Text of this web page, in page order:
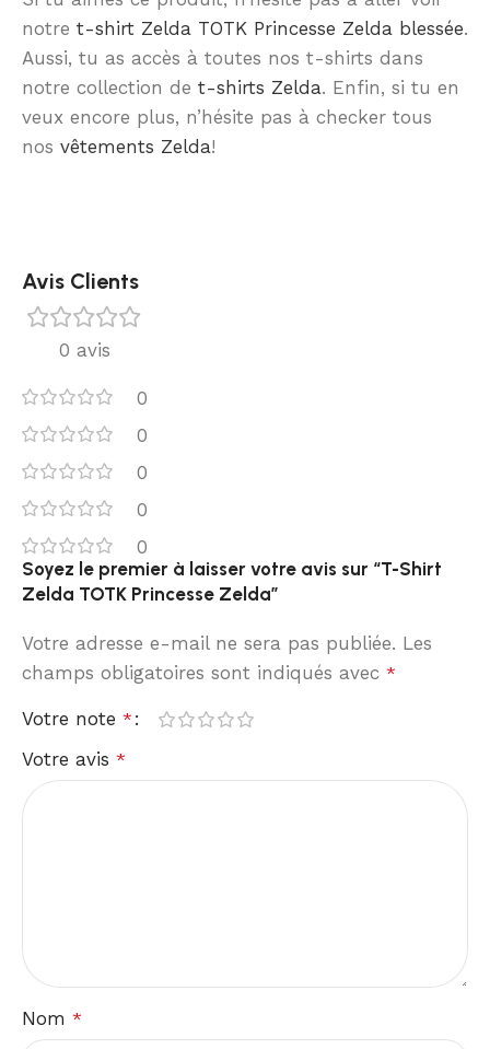
notre t-shirt Zelda TOTK Princesse Zelda blessée.
Aussi, tu as accès à toutes nos t-shirts dans
notre collection de t-shirts Zelda. Enfin, si tu en
veux encore plus, n’hésite pas à checker tous
nos vêtements Zelda!
Avis Clients
0 avis
0
0
0
0
0
Soyez le premier à laisser votre avis sur “T-Shirt
Zelda TOTK Princesse Zelda”
Votre adresse e-mail ne sera pas publiée. Les
champs obligatoires sont indiqués avec *
Votre note *
Votre avis *
Nom *